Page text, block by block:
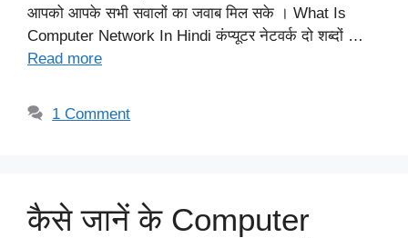
आपको आपके सभी सवालों का जवाब मिल सके । What Is
Computer Network In Hindi कंप्यूटर नेटवर्क दो शब्दों …
Read more
1 Comment
कैसे जानें के Computer